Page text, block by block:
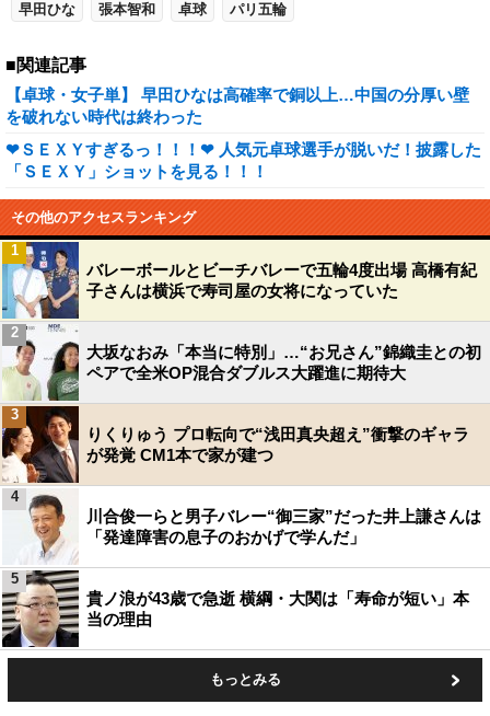
早田ひな 張本智和 卓球 パリ五輪
■関連記事
【卓球・女子単】 早田ひなは高確率で銅以上…中国の分厚い壁
を破れない時代は終わった
❤ＳＥＸＹすぎるっ！！！❤ 人気元卓球選手が脱いだ！披露した
「ＳＥＸＹ」ショットを見る！！！
その他のアクセスランキング
バレーボールとビーチバレーで五輪4度出場 高橋有紀
子さんは横浜で寿司屋の女将になっていた
1
大坂なおみ「本当に特別」…“お兄さん”錦織圭との初
ペアで全米OP混合ダブルス大躍進に期待大
2
りくりゅう プロ転向で“浅田真央超え”衝撃のギャラ
が発覚 CM1本で家が建つ
3
川合俊一らと男子バレー“御三家”だった井上謙さんは
「発達障害の息子のおかげで学んだ」
4
貴ノ浪が43歳で急逝 横綱・大関は「寿命が短い」本
当の理由
5
もっとみる